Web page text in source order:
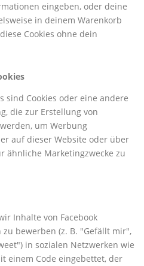
eingeben, oder deine
in deinem Warenkorb
Cookies ohne dein
sind Cookies oder eine andere
die zur Erstellung von
um Werbung
auf dieser Website oder über
ähnliche Marketingzwecke zu
Inhalte von Facebook
bewerben (z. B. "Gefällt mir",
in sozialen Netzwerken wie
einem Code eingebettet, der